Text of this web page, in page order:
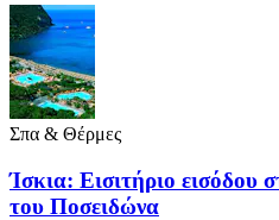
Σπα & Θέρμες
Ίσκια: Εισιτήριο εισόδου
του Ποσειδώνα